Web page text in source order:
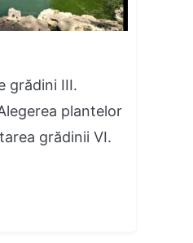
grădini III.
plantelor
grădinii VI.